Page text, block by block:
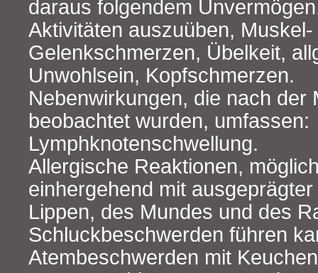
daraus folgendem
Aktivitäten auszuüben,
Gelenkschmerzen, Übelkeit,
Unwohlsein, Kopfschmerzen.
Nebenwirkungen, die nach der
beobachtet wurden, umfassen:
Lymphknotenschwellung.
Allergische Reaktionen,
einhergehend mit
Lippen, des Mundes und des
Schluckbeschwerden führen
Atembeschwerden mit